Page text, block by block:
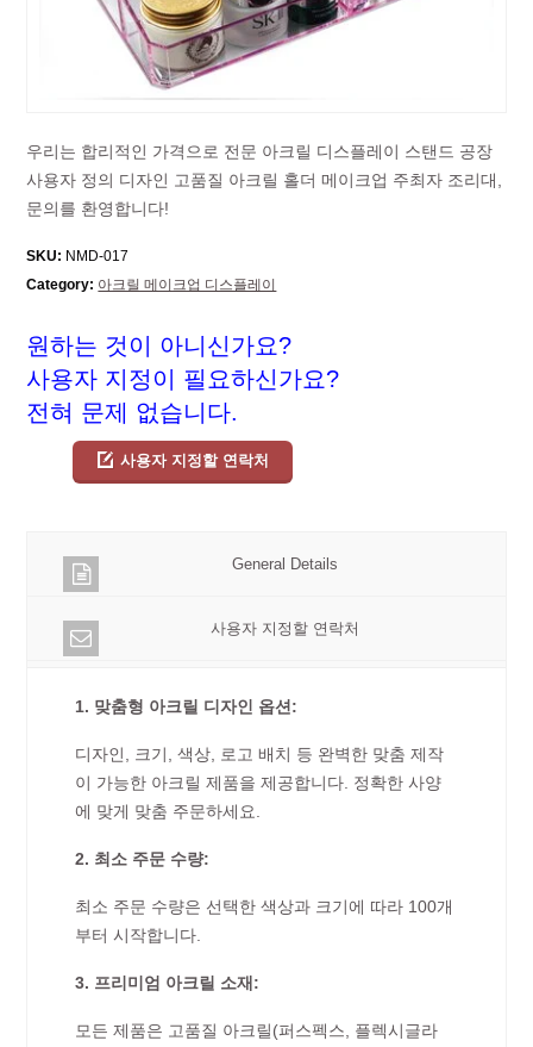
우리는 합리적인 가격으로 전문 아크릴 디스플레이 스탠드 공장
사용자 정의 디자인 고품질 아크릴 홀더 메이크업 주최자 조리대,
문의를 환영합니다!
SKU: NMD-017
Category: 아크릴 메이크업 디스플레이
원하는 것이 아니신가요?
사용자 지정이 필요하신가요?
전혀 문제 없습니다.
사용자 지정할 연락처
General Details
사용자 지정할 연락처
1. 맞춤형 아크릴 디자인 옵션:
디자인, 크기, 색상, 로고 배치 등 완벽한 맞춤 제작
이 가능한 아크릴 제품을 제공합니다. 정확한 사양
에 맞게 맞춤 주문하세요.
2. 최소 주문 수량:
최소 주문 수량은 선택한 색상과 크기에 따라 100개
부터 시작합니다.
3. 프리미엄 아크릴 소재:
모든 제품은 고품질 아크릴(퍼스펙스, 플렉시글라